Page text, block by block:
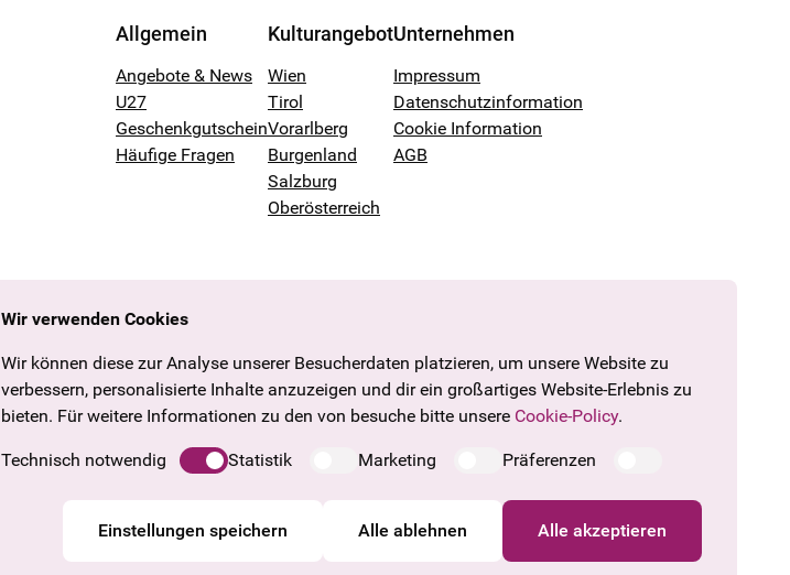
Allgemein
Angebote & News
U27
Geschenkgutschein
Häufige Fragen
Kulturangebot
Wien
Tirol
Vorarlberg
Burgenland
Salzburg
Oberösterreich
Unternehmen
Impressum
Datenschutzinformation
Cookie Information
AGB
Wir verwenden Cookies
Wir können diese zur Analyse unserer Besucherdaten platzieren, um unsere Website zu
verbessern, personalisierte Inhalte anzuzeigen und dir ein großartiges Website-Erlebnis zu
bieten. Für weitere Informationen zu den von besuche bitte unsere Cookie-Policy.
Technisch notwendig Statistik Marketing Präferenzen
Einstellungen speichern Alle ablehnen Alle akzeptieren